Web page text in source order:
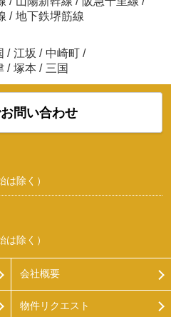
/ 地下鉄堺筋線
/ 江坂 / 中崎町 /
/ 塚本 / 三国
問い合わせ
除く）
除く）
会社概要
物件リクエスト